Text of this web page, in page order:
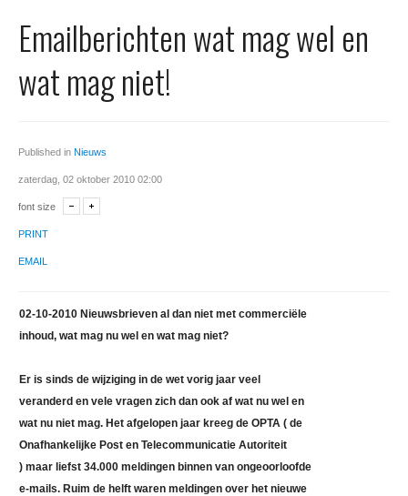
Domeinnaam registreren
SSL certificaat
Emailberichten wat mag wel en
wat mag niet!
Published in Nieuws
zaterdag, 02 oktober 2010 02:00
font size
PRINT
EMAIL
02-10-2010 Nieuwsbrieven al dan niet met commerciële
inhoud, wat mag nu wel en wat mag niet?
Er is sinds de wijziging in de wet vorig jaar veel
veranderd en vele vragen zich dan ook af wat nu wel en
wat nu niet mag. Het afgelopen jaar kreeg de OPTA ( de
Onafhankelijke Post en Telecommunicatie Autoriteit
) maar liefst 34.000 meldingen binnen van ongeoorloofde
e-mails. Ruim de helft waren meldingen over het nieuwe